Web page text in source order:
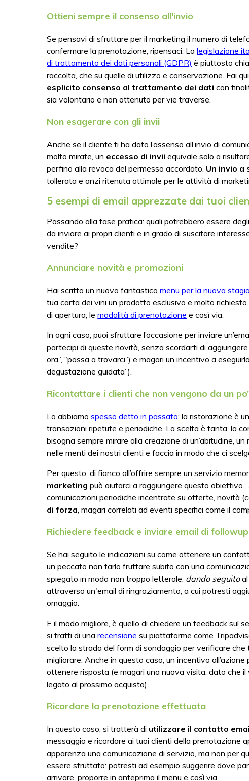
Ottieni sempre il consenso all'invio
Se pensavi di sfruttare per il marketing il numero di
confermare la prenotazione, ripensaci. Lalegislazione
di trattamento dei dati personali (GDPR) è piuttosto
raccolta, che su quelle di utilizzo e conservazione. Fai
esplicito consenso al trattamento dei dati con
sia volontario e non ottenuto per vie traverse.
Non esagerare con gli invii
Anche se il cliente ti ha dato l’assenso all’invio di
molto mirate, un eccesso di invii equivale solo a
perfino alla revoca del permesso accordato. Un invio a
tollerata e anzi ritenuta ottimale per le attività di
5 esempi di email apprezzate dai tuoi
Passando alla fase pratica: quali potrebbero essere
da inviare ai propri clienti e in grado di suscitare
vendite?
Annunciare novità e promozioni
Hai scritto un nuovo fantasticomenu per la nuova
tua carta dei vini un prodotto esclusivo e molto
di apertura, lemodalità di prenotazione e così via.
In ogni caso, puoi sfruttare l’occasione per inviare
partecipi di queste novità, senza scordarti di aggiungere
ora”, “passa a trovarci”) e magari un incentivo a
degustazione guidata”).
Ricontattare i clienti che non vengono da un po’
Lo abbiamospesso detto in passato: la ristorazione è
transazioni ripetute e periodiche. La scelta è tanta, la
bisogna sempre mirare alla creazione di un’abitudine,
nelle menti dei nostri clienti e faccia in modo che ci
Per questo, di fianco all’offrire sempre un servizio
marketing può aiutarci a raggiungere questo obiettivo.
comunicazioni periodiche incentrate su offerte, novità
di forza, magari correlati ad eventi specifici come il
Richiedere feedback e inviare email di followup
Se hai seguito le indicazioni su come ottenere un
un peccato non farlo fruttare subito con una
spiegato in modo non troppo letterale, dando seguito
attraverso un'email di ringraziamento, a cui potresti
omaggio.
E il modo migliore, è quello di chiedere un feedback sul
si tratti di unarecensione su piattaforme come
scelto la strada del form di sondaggio per verificare
migliorare. Anche in questo caso, un incentivo
ottenere risposta (e magari una nuova visita, dato che
legato al prossimo acquisto).
Ricordare la prenotazione effettuata
In questo caso, si tratterà di utilizzare il contatto
messaggio e ricordare ai tuoi clienti della prenotazione
apparenza una comunicazione di servizio, ma non per
essere sfruttato: potresti ad esempio suggerire dove
arrivare, proporre in anteprima il menu e così via.